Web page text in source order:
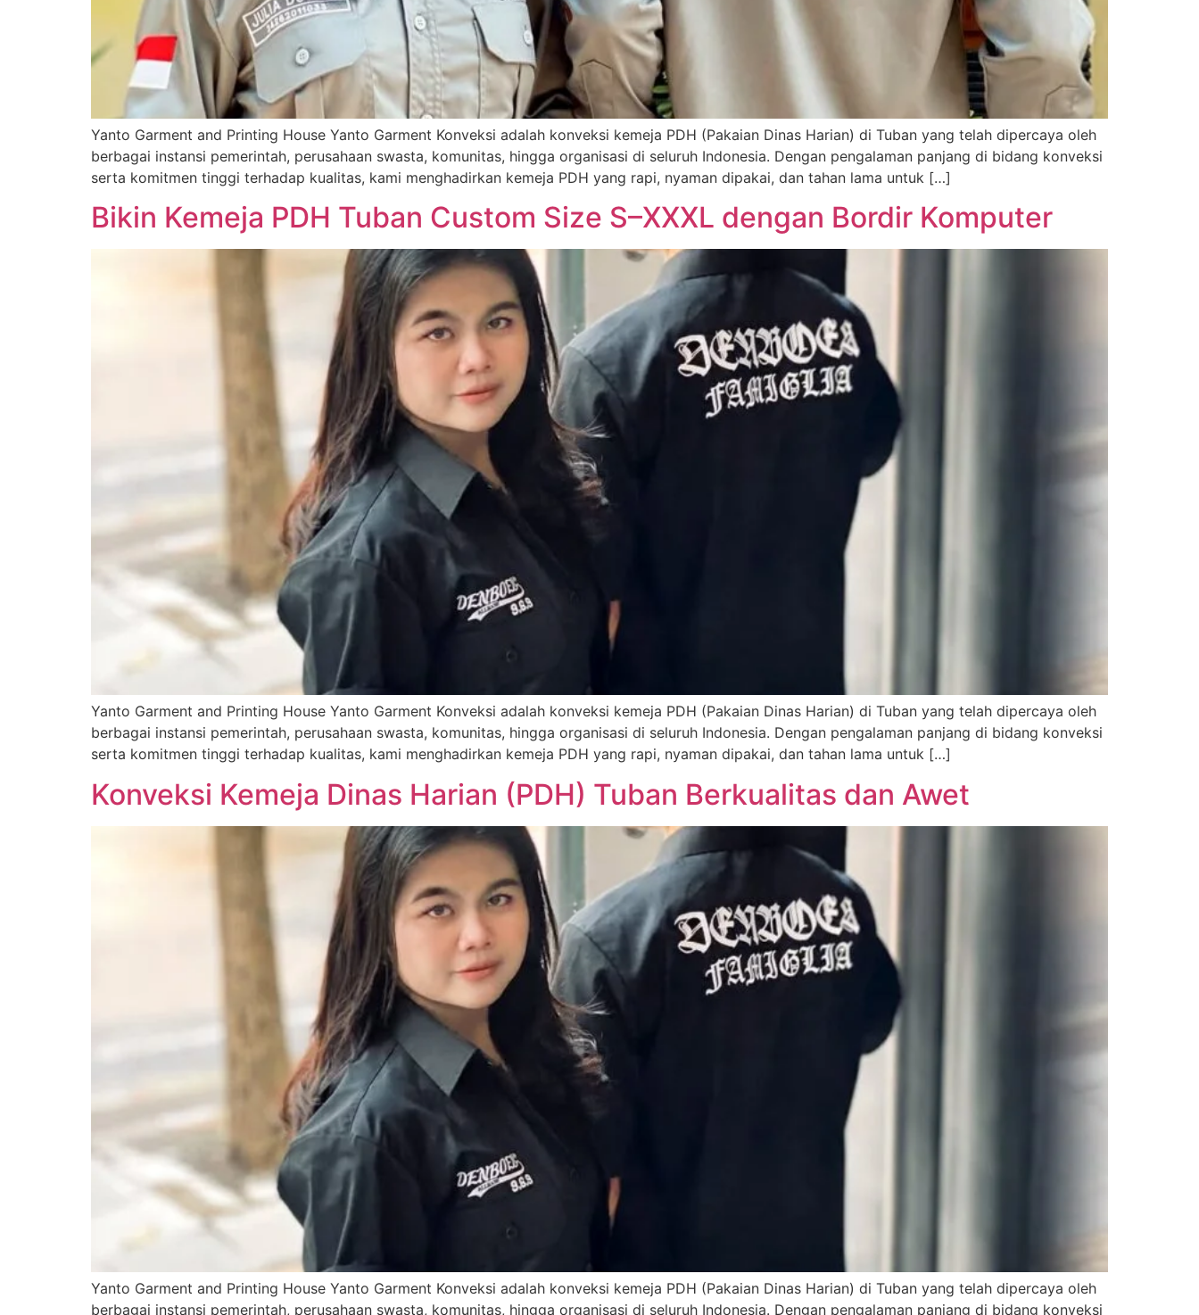
Yanto Garment and Printing House Yanto Garment Konveksi adalah konveksi kemeja PDH (Pakaian Dinas Harian) di Tuban yang telah dipercaya oleh
berbagai instansi pemerintah, perusahaan swasta, komunitas, hingga organisasi di seluruh Indonesia. Dengan pengalaman panjang di bidang konveksi
serta komitmen tinggi terhadap kualitas, kami menghadirkan kemeja PDH yang rapi, nyaman dipakai, dan tahan lama untuk […]
Bikin Kemeja PDH Tuban Custom Size S–XXXL dengan Bordir Komputer
Yanto Garment and Printing House Yanto Garment Konveksi adalah konveksi kemeja PDH (Pakaian Dinas Harian) di Tuban yang telah dipercaya oleh
berbagai instansi pemerintah, perusahaan swasta, komunitas, hingga organisasi di seluruh Indonesia. Dengan pengalaman panjang di bidang konveksi
serta komitmen tinggi terhadap kualitas, kami menghadirkan kemeja PDH yang rapi, nyaman dipakai, dan tahan lama untuk […]
Konveksi Kemeja Dinas Harian (PDH) Tuban Berkualitas dan Awet
Yanto Garment and Printing House Yanto Garment Konveksi adalah konveksi kemeja PDH (Pakaian Dinas Harian) di Tuban yang telah dipercaya oleh
berbagai instansi pemerintah, perusahaan swasta, komunitas, hingga organisasi di seluruh Indonesia. Dengan pengalaman panjang di bidang konveksi